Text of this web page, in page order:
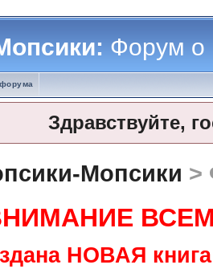
Форум о
Здравствуйте,
Мопсики >
НОВАЯ